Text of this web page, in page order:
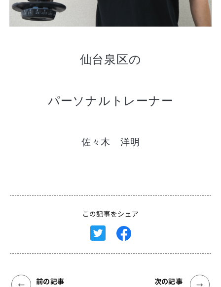
仙台泉区の
パーソナルトレーナー
佐々木 洋明
この記事をシェア
前の記事 次の記事